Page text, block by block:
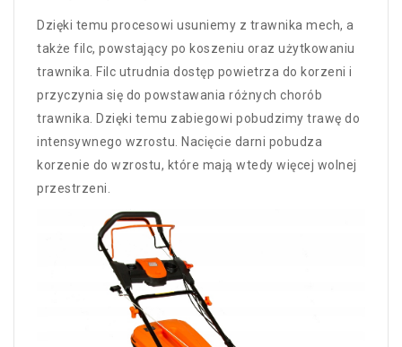
Dzięki temu procesowi usuniemy z trawnika mech, a
także filc, powstający po koszeniu oraz użytkowaniu
trawnika. Filc utrudnia dostęp powietrza do korzeni i
przyczynia się do powstawania różnych chorób
trawnika. Dzięki temu zabiegowi pobudzimy trawę do
intensywnego wzrostu. Nacięcie darni pobudza
korzenie do wzrostu, które mają wtedy więcej wolnej
przestrzeni.